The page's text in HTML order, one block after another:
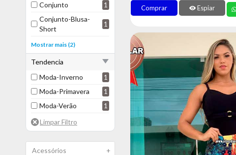
Conjunto
1
Conjunto-Blusa-
Short
1
Pijama
2
Mostrar mais (2)
Tendencia
Moda-Inverno
1
Moda-Primavera
1
Moda-Verão
1
Acessórios +
Comprar Espiar